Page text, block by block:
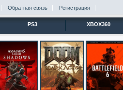
Обратная связь Регистрация
PS3 XBOX360